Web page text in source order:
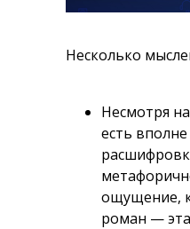
Несколько
Несмотря
есть
ощущение,
роман —